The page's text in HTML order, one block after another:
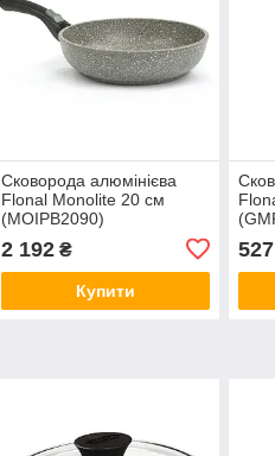
Сковорода алюмінієва
Flonal Monolite 20 см
(MOIPB2090)
2 192₴
Купити
527